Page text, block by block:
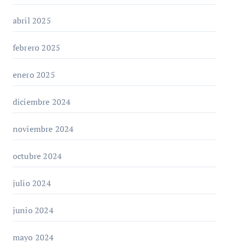
abril 2025
febrero 2025
enero 2025
diciembre 2024
noviembre 2024
octubre 2024
julio 2024
junio 2024
mayo 2024